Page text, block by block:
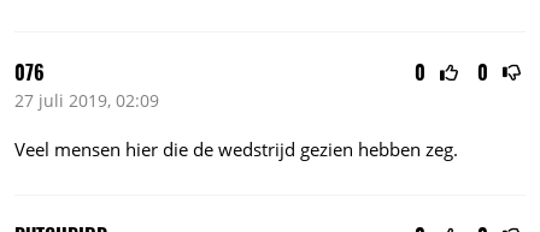
0 0
076
27 juli 2019, 02:09
Veel mensen hier die de wedstrijd gezien hebben zeg.